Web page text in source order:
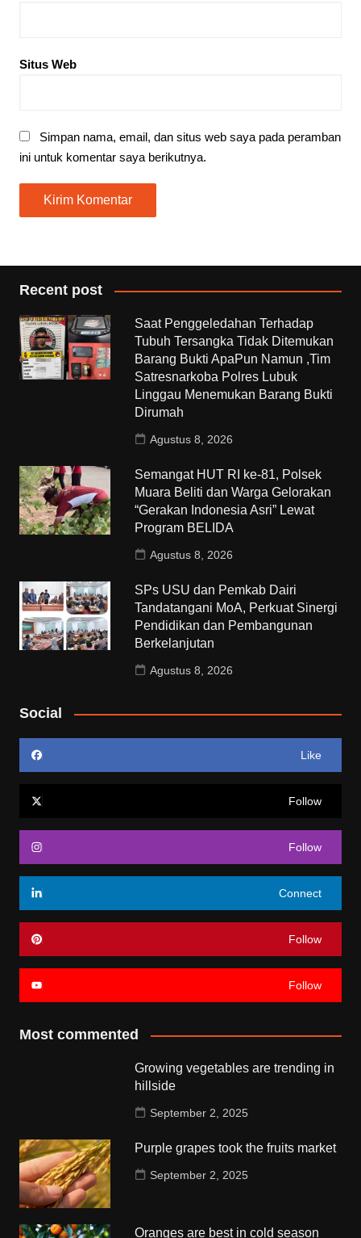
Situs Web
Simpan nama, email, dan situs web saya pada peramban
ini untuk komentar saya berikutnya.
Recent post
Saat Penggeledahan Terhadap
Tubuh Tersangka Tidak Ditemukan
Barang Bukti ApaPun Namun ,Tim
Satresnarkoba Polres Lubuk
Linggau Menemukan Barang Bukti
Dirumah
Agustus 8, 2026
Semangat HUT RI ke-81, Polsek
Muara Beliti dan Warga Gelorakan
“Gerakan Indonesia Asri” Lewat
Program BELIDA
Agustus 8, 2026
SPs USU dan Pemkab Dairi
Tandatangani MoA, Perkuat Sinergi
Pendidikan dan Pembangunan
Berkelanjutan
Agustus 8, 2026
Social
Like
Follow
Follow
Connect
Follow
Follow
Most commented
Growing vegetables are trending in
hillside
September 2, 2025
Purple grapes took the fruits market
September 2, 2025
Oranges are best in cold season